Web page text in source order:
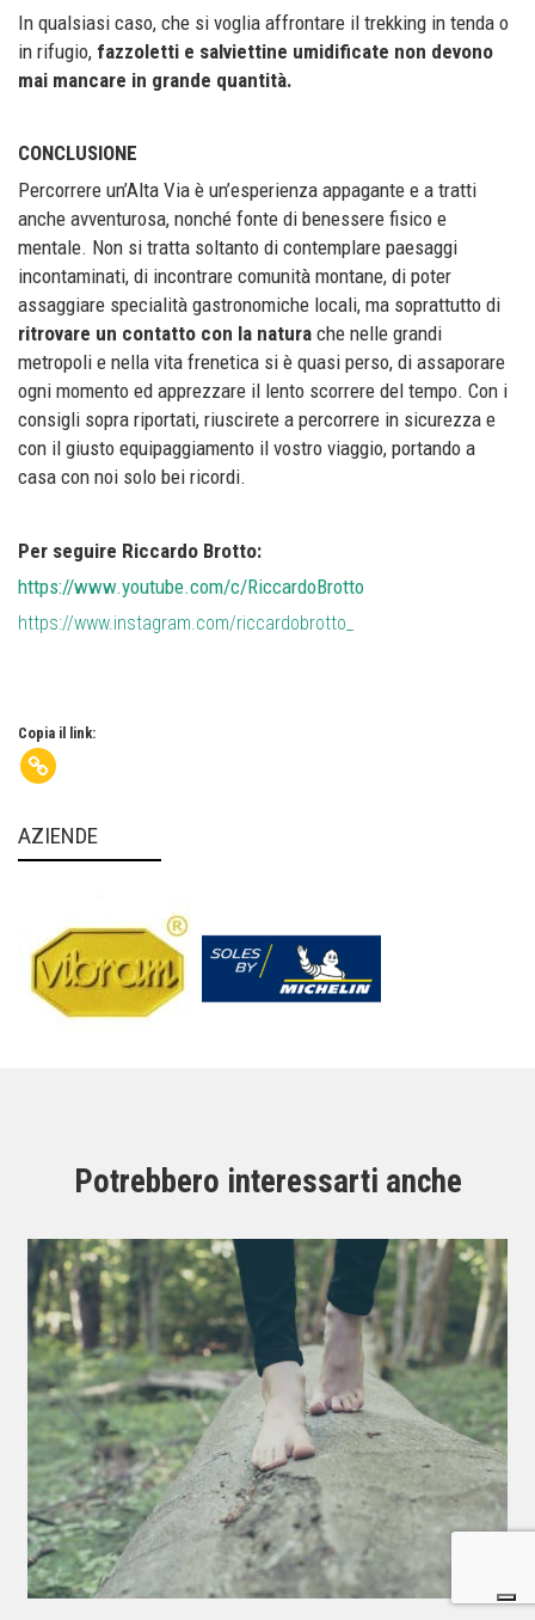
In qualsiasi caso, che si voglia affrontare il trekking in tenda o
in rifugio, fazzoletti e salviettine umidificate non devono
mai mancare in grande quantità.
CONCLUSIONE
Percorrere un’Alta Via è un’esperienza appagante e a tratti
anche avventurosa, nonché fonte di benessere fisico e
mentale. Non si tratta soltanto di contemplare paesaggi
incontaminati, di incontrare comunità montane, di poter
assaggiare specialità gastronomiche locali, ma soprattutto di
ritrovare un contatto con la natura che nelle grandi
metropoli e nella vita frenetica si è quasi perso, di assaporare
ogni momento ed apprezzare il lento scorrere del tempo. Con i
consigli sopra riportati, riuscirete a percorrere in sicurezza e
con il giusto equipaggiamento il vostro viaggio, portando a
casa con noi solo bei ricordi.
Per seguire Riccardo Brotto:
https://www.youtube.com/c/RiccardoBrotto
https://www.instagram.com/riccardobrotto_
Copia il link:
AZIENDE
Potrebbero interessarti anche